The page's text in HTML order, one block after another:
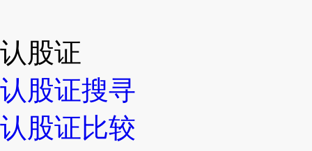
认股证
认股证搜寻
认股证比较